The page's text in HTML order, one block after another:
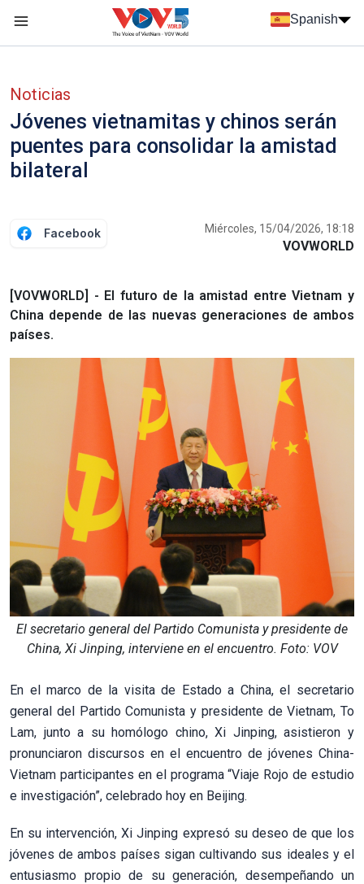
Spanish
Noticias
Jóvenes vietnamitas y chinos serán
puentes para consolidar la amistad
bilateral
Facebook Miércoles, 15/04/2026, 18:18
VOVWORLD
[VOVWORLD] - El futuro de la amistad entre Vietnam y
China depende de las nuevas generaciones de ambos
países.
El secretario general del Partido Comunista y presidente de
China, Xi Jinping, interviene en el encuentro. Foto: VOV
En el marco de la visita de Estado a China, el secretario
general del Partido Comunista y presidente de Vietnam, To
Lam, junto a su homólogo chino, Xi Jinping, asistieron y
pronunciaron discursos en el encuentro de jóvenes China-
Vietnam participantes en el programa “Viaje Rojo de estudio
e investigación”, celebrado hoy en Beijing.
En su intervención, Xi Jinping expresó su deseo de que los
jóvenes de ambos países sigan cultivando sus ideales y el
entusiasmo propio de su generación, desempeñando un